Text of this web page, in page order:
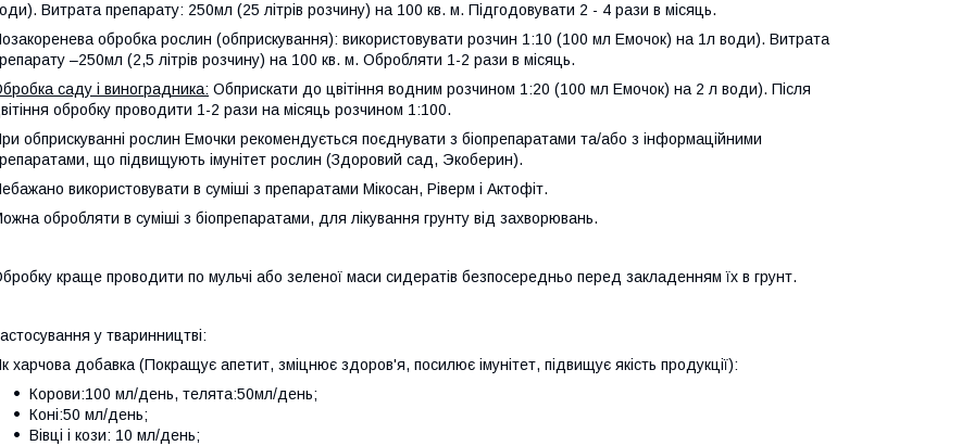
Витрата препарату: 250мл (25 літрів розчину) на 100 кв. м. Підгодовувати 2 - 4 рази в місяць.
обробка рослин (обприскування): використовувати розчин 1:10 (100 мл Емочок) на 1л води). Витрата
–250мл (2,5 літрів розчину) на 100 кв. м. Обробляти 1-2 рази в місяць.
саду і виноградника: Обприскати до цвітіння водним розчином 1:20 (100 мл Емочок) на 2 л води). Після
обробку проводити 1-2 рази на місяць розчином 1:100.
обприскуванні рослин Емочки рекомендується поєднувати з біопрепаратами та/або з інформаційними
що підвищують імунітет рослин (Здоровий сад, Экоберин).
використовувати в суміші з препаратами Мікосан, Ріверм і Актофіт.
обробляти в суміші з біопрепаратами, для лікування грунту від захворювань.
краще проводити по мульчі або зеленої маси сидератів безпосередньо перед закладенням їх в грунт.
у тваринництві:
харчова добавка (Покращує апетит, зміцнює здоров'я, посилює імунітет, підвищує якість продукції):
Корови:100 мл/день, телята:50мл/день;
Коні:50 мл/день;
Вівці і кози: 10 мл/день;